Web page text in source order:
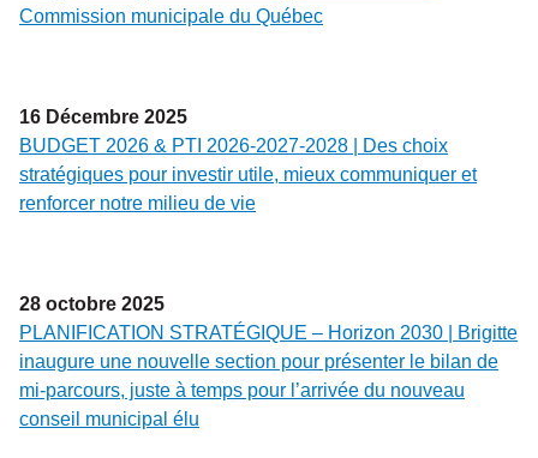
Commission municipale du Québec
16 Décembre 2025
BUDGET 2026 & PTI 2026-2027-2028 | Des choix
stratégiques pour investir utile, mieux communiquer et
renforcer notre milieu de vie
28 octobre 2025
PLANIFICATION STRATÉGIQUE – Horizon 2030 | Brigitte
inaugure une nouvelle section pour présenter le bilan de
mi-parcours, juste à temps pour l’arrivée du nouveau
conseil municipal élu